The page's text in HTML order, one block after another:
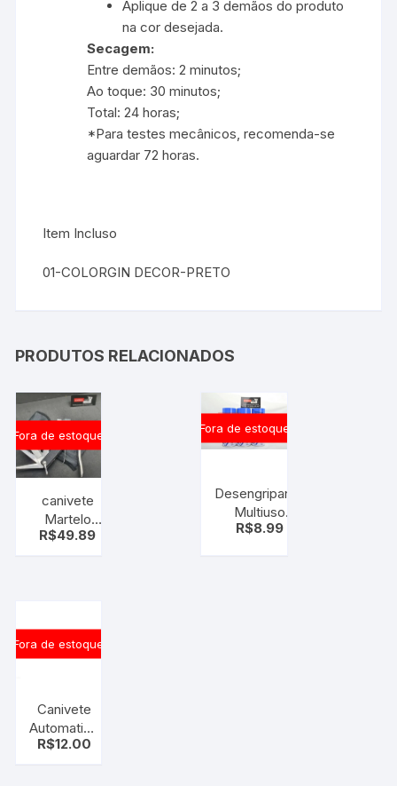
Aplique de 2 a 3 demãos do produto
na cor desejada.
Secagem:
Entre demãos: 2 minutos;
Ao toque: 30 minutos;
Total: 24 horas;
*Para testes mecânicos, recomenda-se
aguardar 72 horas.
Item Incluso
01-COLORGIN DECOR-PRETO
PRODUTOS RELACIONADOS
Fora de estoque
canivete
Martelo
Alicate
R$49.89
Fora de estoque
Desengripante
Multiuso
300ml . Tek
R$8.99
Fora de estoque
Canivete
Automatica
F-882
R$12.00